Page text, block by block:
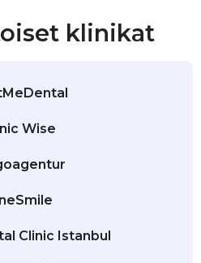
klinikat
Wise
Clinic Istanbul